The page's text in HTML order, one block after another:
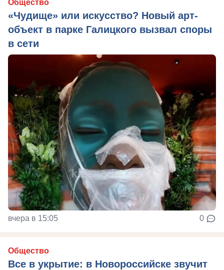
Общество
«Чудище» или искусство? Новый арт-
объект в парке Галицкого вызвал споры
в сети
вчера в 15:05 0
Общество
Все в укрытие: в Новороссийске звучит